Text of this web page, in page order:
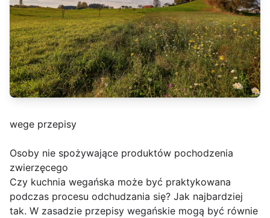
wege przepisy
Osoby nie spożywające produktów pochodzenia
zwierzęcego
Czy kuchnia wegańska może być praktykowana
podczas procesu odchudzania się? Jak najbardziej
tak. W zasadzie przepisy wegańskie mogą być równie